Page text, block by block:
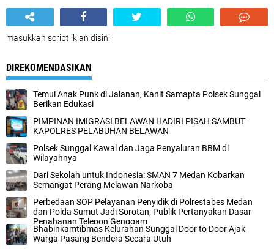
masukkan script iklan disini
DIREKOMENDASIKAN
Temui Anak Punk di Jalanan, Kanit Samapta Polsek Sunggal
Berikan Edukasi
PIMPINAN IMIGRASI BELAWAN HADIRI PISAH SAMBUT
KAPOLRES PELABUHAN BELAWAN
Polsek Sunggal Kawal dan Jaga Penyaluran BBM di
Wilayahnya
Dari Sekolah untuk Indonesia: SMAN 7 Medan Kobarkan
Semangat Perang Melawan Narkoba
Perbedaan SOP Pelayanan Penyidik di Polrestabes Medan
dan Polda Sumut Jadi Sorotan, Publik Pertanyakan Dasar
Penahanan Telepon Genggam
‎Bhabinkamtibmas Kelurahan Sunggal Door to Door Ajak
Warga Pasang Bendera Secara Utuh